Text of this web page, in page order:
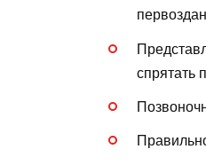
спрятать